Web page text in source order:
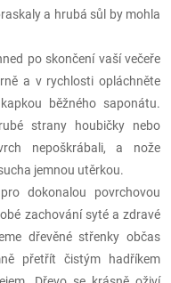
a hrubá sůl by mohla
po skončení vaší večeře
a v rychlosti opláchněte
běžného saponátu.
strany houbičky nebo
nepoškrábali, a nože
jemnou utěrkou.
pro dokonalou povrchovou
zachování syté a zdravé
dřevěné střenky občas
přetřít čistým hadříkem